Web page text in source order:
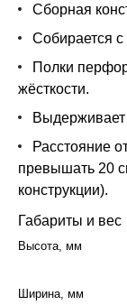
Сборная
Собирается
Полки
жёсткости.
Выдерживает
Расстояние
превышать 20
конструкции).
Габариты и вес
Высота, мм
Ширина, мм